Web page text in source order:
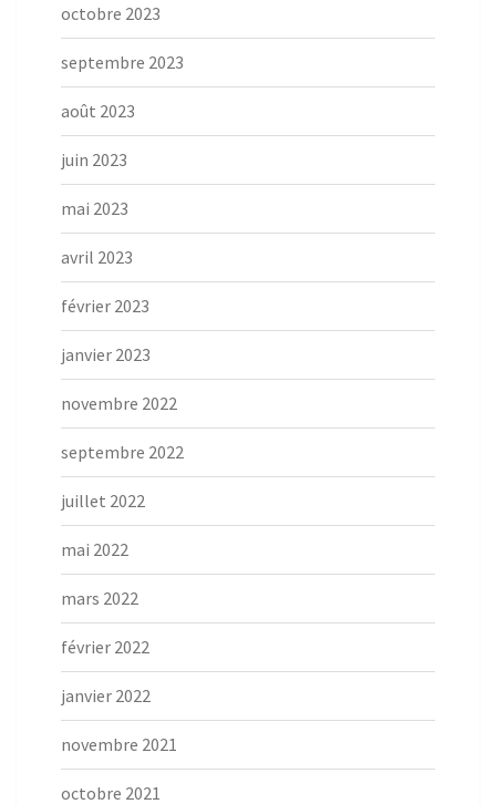
octobre 2023
septembre 2023
août 2023
juin 2023
mai 2023
avril 2023
février 2023
janvier 2023
novembre 2022
septembre 2022
juillet 2022
mai 2022
mars 2022
février 2022
janvier 2022
novembre 2021
octobre 2021